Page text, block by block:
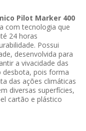
Pilot Marker 400
com tecnologia que
24 horas
Possui
desenvolvida para
a vivacidade das
desbota, pois forma
das ações climáticas
diversas superfícies,
cartão e plástico